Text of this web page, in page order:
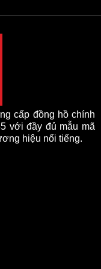
cấp đồng hồ chính
với đầy đủ mẫu mã
hiệu nổi tiếng.